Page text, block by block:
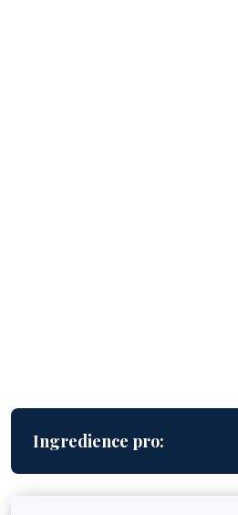
Ingredience pro: